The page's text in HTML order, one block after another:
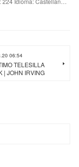
06:54
TELESILLA
| JOHN IRVING